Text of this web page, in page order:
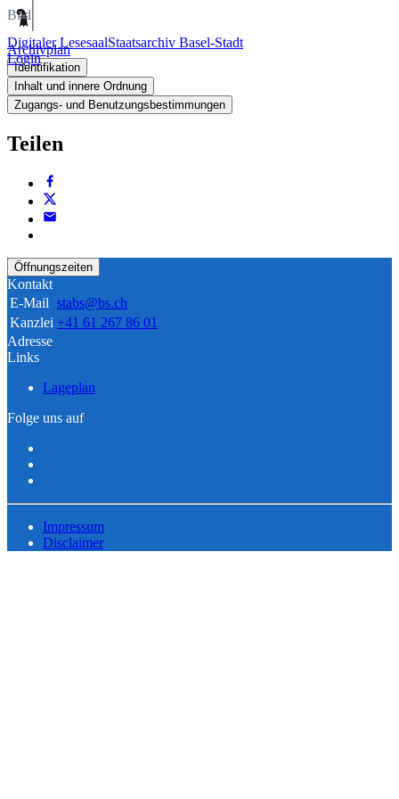
Digitaler LesesaalStaatsarchiv Basel-Stadt
Login
Bild
Archivplan
Identifikation
Inhalt und innere Ordnung
Zugangs- und Benutzungsbestimmungen
Teilen
Öffnungszeiten
Kontakt
E-Mail stabs@bs.ch
Kanzlei +41 61 267 86 01
Adresse
Links
Lageplan
Folge uns auf
Impressum
Disclaimer